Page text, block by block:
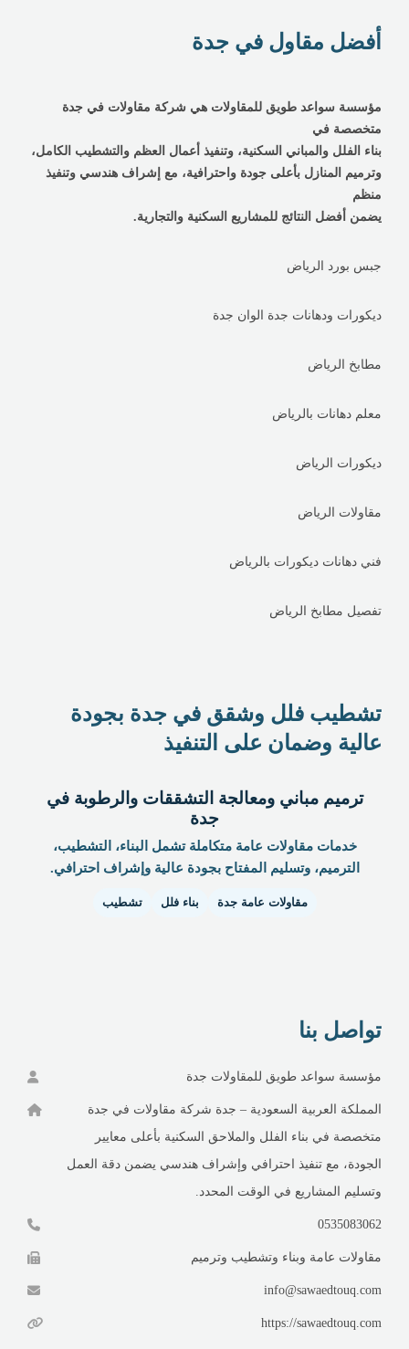
أفضل مقاول في جدة
مؤسسة سواعد طويق للمقاولات هي شركة مقاولات في جدة
متخصصة في
بناء الفلل والمباني السكنية، وتنفيذ أعمال العظم والتشطيب الكامل،
وترميم المنازل بأعلى جودة واحترافية، مع إشراف هندسي وتنفيذ
منظم
يضمن أفضل النتائج للمشاريع السكنية والتجارية.
جبس بورد الرياض
ديكورات ودهانات جدة الوان جدة
مطابخ الرياض
معلم دهانات بالرياض
ديكورات الرياض
مقاولات الرياض
فني دهانات ديكورات بالرياض
تفصيل مطابخ الرياض
تشطيب فلل وشقق في جدة بجودة
عالية وضمان على التنفيذ
ترميم مباني ومعالجة التشققات والرطوبة في
جدة
خدمات مقاولات عامة متكاملة تشمل البناء، التشطيب،
الترميم، وتسليم المفتاح بجودة عالية وإشراف احترافي.
مقاولات عامة جدة بناء فلل تشطيب
تواصل بنا
مؤسسة سواعد طويق للمقاولات جدة
المملكة العربية السعودية – جدة شركة مقاولات في جدة
متخصصة في بناء الفلل والملاحق السكنية بأعلى معايير
الجودة، مع تنفيذ احترافي وإشراف هندسي يضمن دقة العمل
وتسليم المشاريع في الوقت المحدد.
0535083062
مقاولات عامة وبناء وتشطيب وترميم
info@sawaedtouq.com
https://sawaedtouq.com